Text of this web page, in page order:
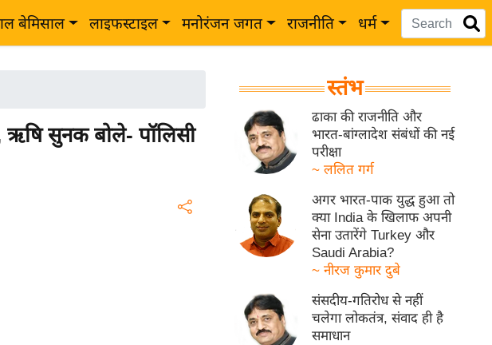
बेमिसाल लाइफस्टाइल मनोरंजन जगत राजनीति धर्म
सुनक बोले- पॉलिसी
स्तंभ
ढाका की राजनीति और
भारत-बांग्लादेश संबंधों की नई
परीक्षा
~ ललित गर्ग
अगर भारत-पाक युद्ध हुआ तो
क्या India के खिलाफ अपनी
सेना उतारेंगे Turkey और
Saudi Arabia?
~ नीरज कुमार दुबे
संसदीय-गतिरोध से नहीं
चलेगा लोकतंत्र, संवाद ही है
समाधान